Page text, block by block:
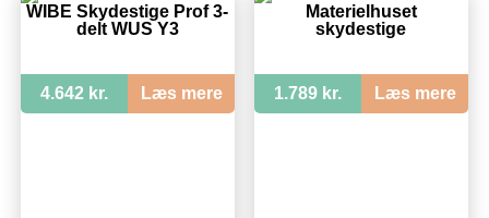
WIBE Skydestige Prof 3-
delt WUS Y3
4.642 kr. Læs mere
Materielhuset
skydestige
1.789 kr. Læs mere